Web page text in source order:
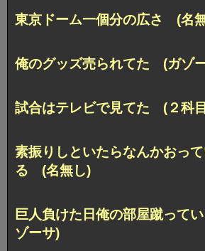
東京ドーム一個分の広さ (名
俺のグッズ売られてた (ガゾ
試合はテレビで見てた (２科
素振りしといたらなんかおっ
る (名無し)
巨人負けた日俺の部屋蹴って
ゾーサ)